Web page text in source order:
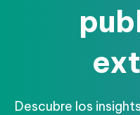
Descubre los